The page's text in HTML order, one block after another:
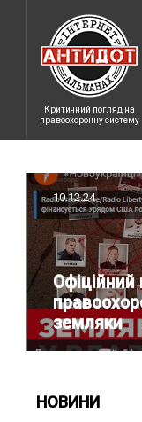
Критичний погляд на
правоохоронну систему
10.12.24
Офіційний
земляки
НОВИНИ